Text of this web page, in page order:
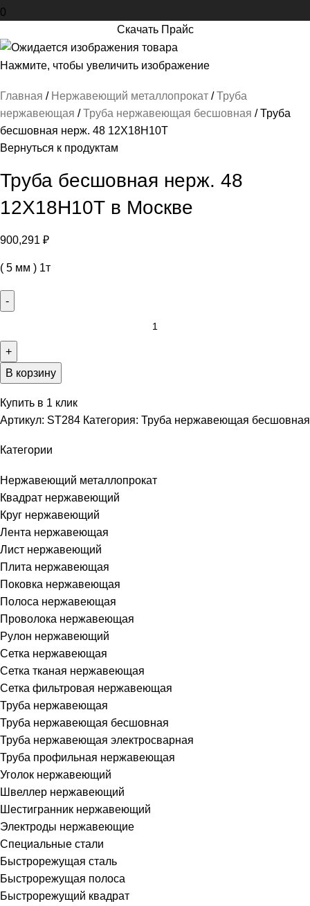
0
Скачать Прайс
Категории
Нержавеющий металлопрокат
Квадрат нержавеющий
Круг нержавеющий
Лента нержавеющая
Лист нержавеющий
Плита нержавеющая
Поковка нержавеющая
Полоса нержавеющая
Проволока нержавеющая
Рулон нержавеющий
Сетка нержавеющая
Сетка тканая нержавеющая
Сетка фильтровая нержавеющая
Труба нержавеющая
Труба нержавеющая бесшовная
Труба нержавеющая электросварная
Труба профильная нержавеющая
Уголок нержавеющий
Швеллер нержавеющий
Шестигранник нержавеющий
Электроды нержавеющие
Специальные стали
Быстрорежущая сталь
Быстрорежущая полоса
Быстрорежущий квадрат
Нажмите, чтобы увеличить изображение
Главная Нержавеющий металлопрокат
Труба
нержавеющая
Труба нержавеющая бесшовная
Труба
бесшовная нерж. 48 12Х18Н10Т
Вернуться к продуктам
Труба бесшовная нерж. 48
12Х18Н10Т в Москве
900,291 ₽
( 5 мм ) 1т
В корзину
Купить в 1 клик
Артикул: ST284 Категория: Труба нержавеющая бесшовная